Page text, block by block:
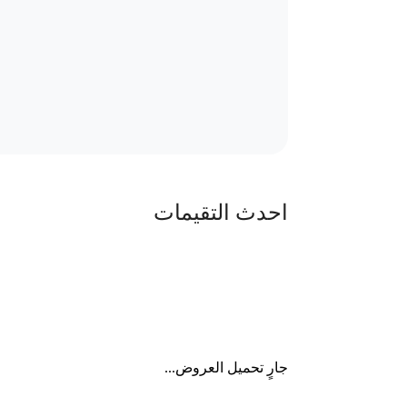
احدث التقيمات
جارٍ تحميل العروض...